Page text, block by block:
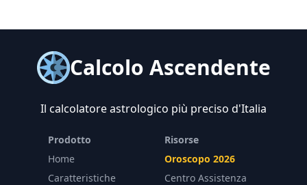
Calcolo Ascendente
Il calcolatore astrologico più preciso d'Italia
Prodotto
Home
Caratteristiche
Risorse
Oroscopo 2026
Centro Assistenza